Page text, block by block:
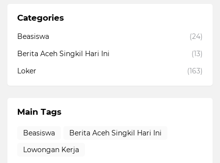
Categories
Beasiswa
(24)
Berita Aceh Singkil Hari Ini
(13)
Loker
(163)
Main Tags
Beasiswa
Berita Aceh Singkil Hari Ini
Lowongan Kerja